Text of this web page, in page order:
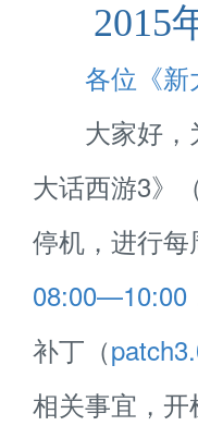
2015
各位《
大家好，
大话西游3》
停机，进行
08:00—10:00
补丁（
相关事宜，